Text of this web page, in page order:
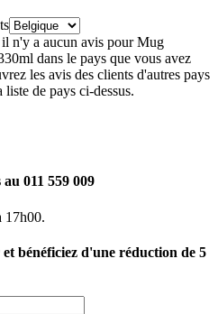
n'y a aucun avis pour Mug
dans le pays que vous avez
les avis des clients d'autres pays
de pays ci-dessus.
011 559 009
17h00.
bénéficiez d'une réduction de 5